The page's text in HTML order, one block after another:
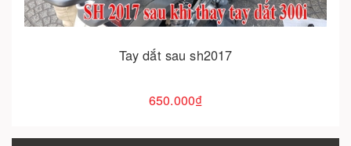
Tay dắt sau sh2017
650.000₫